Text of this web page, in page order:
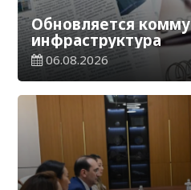
Обновляется
инфраструктура
06.08.2026